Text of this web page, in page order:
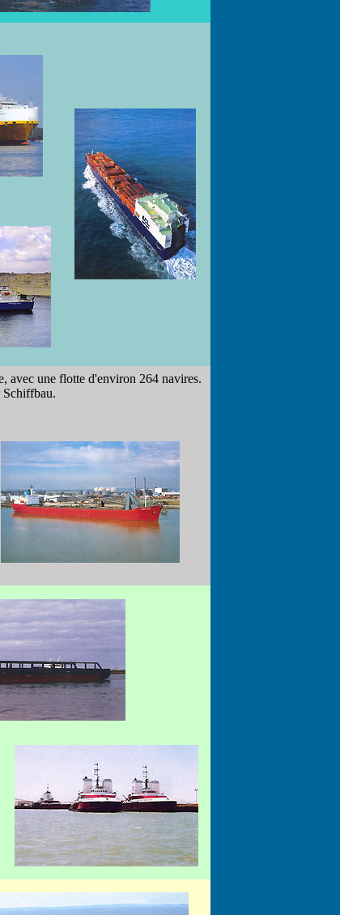
avec une flotte d'environ 264 navires.
Schiffbau.